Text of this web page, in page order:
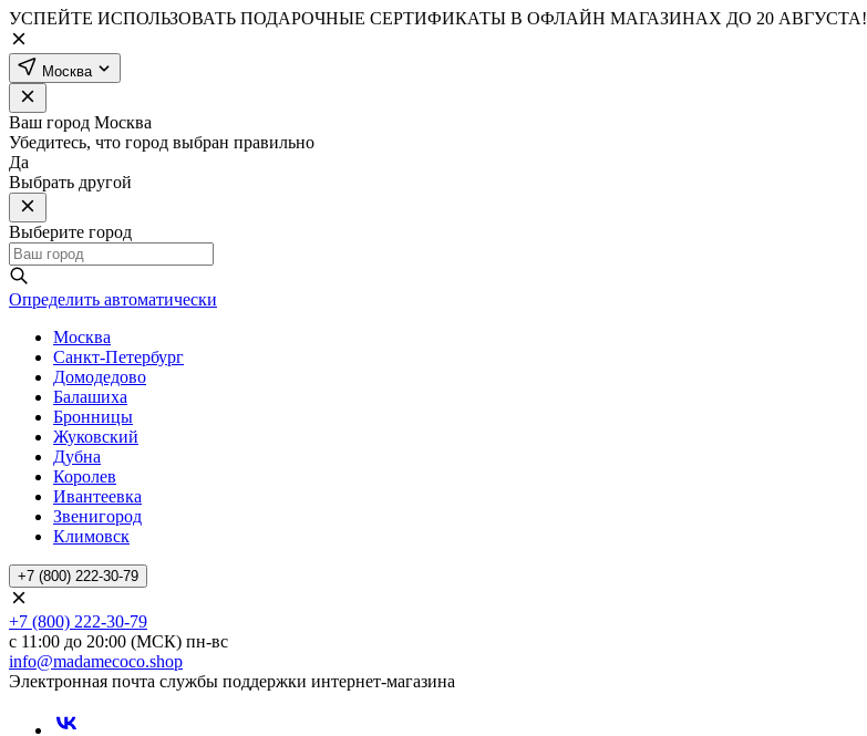
УСПЕЙТЕ ИСПОЛЬЗОВАТЬ ПОДАРОЧНЫЕ СЕРТИФИКАТЫ В ОФЛАЙН МАГАЗИНАХ ДО 20 АВГУСТА!
Москва
Ваш город Москва
Убедитесь, что город выбран правильно
Да
Выбрать другой
Выберите город
Определить автоматически
Москва
Санкт-Петербург
Домодедово
Балашиха
Бронницы
Жуковский
Дубна
Королев
Ивантеевка
Звенигород
Климовск
+7 (800) 222-30-79
+7 (800) 222-30-79
с 11:00 до 20:00 (МСК) пн-вс
info@madamecoco.shop
Электронная почта службы поддержки интернет-магазина